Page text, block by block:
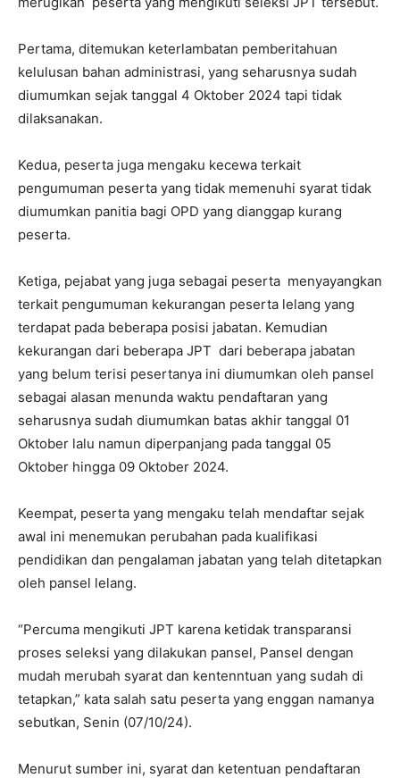
Pertama, ditemukan keterlambatan pemberitahuan
kelulusan bahan administrasi, yang seharusnya sudah
diumumkan sejak tanggal 4 Oktober 2024 tapi tidak
dilaksanakan.
Kedua, peserta juga mengaku kecewa terkait
pengumuman peserta yang tidak memenuhi syarat tidak
diumumkan panitia bagi OPD yang dianggap kurang
peserta.
Ketiga, pejabat yang juga sebagai peserta menyayangkan
terkait pengumuman kekurangan peserta lelang yang
terdapat pada beberapa posisi jabatan. Kemudian
kekurangan dari beberapa JPT dari beberapa jabatan
yang belum terisi pesertanya ini diumumkan oleh pansel
sebagai alasan menunda waktu pendaftaran yang
seharusnya sudah diumumkan batas akhir tanggal 01
Oktober lalu namun diperpanjang pada tanggal 05
Oktober hingga 09 Oktober 2024.
Keempat, peserta yang mengaku telah mendaftar sejak
awal ini menemukan perubahan pada kualifikasi
pendidikan dan pengalaman jabatan yang telah ditetapkan
oleh pansel lelang.
“Percuma mengikuti JPT karena ketidak transparansi
proses seleksi yang dilakukan pansel, Pansel dengan
mudah merubah syarat dan kentenntuan yang sudah di
tetapkan,” kata salah satu peserta yang enggan namanya
sebutkan, Senin (07/10/24).
Menurut sumber ini, syarat dan ketentuan pendaftaran